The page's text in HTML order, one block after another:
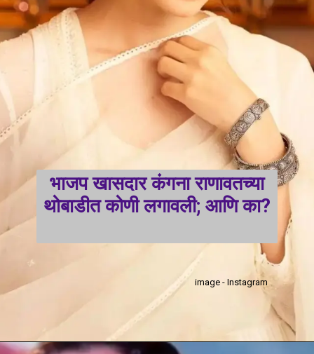
भाजप खासदार कंगना राणावतच्या
थोबाडीत कोणी लगावली; आणि का?
image - Instagram